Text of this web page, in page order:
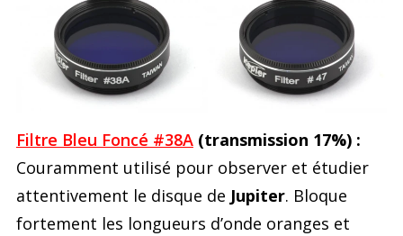
Filtre Bleu Foncé #38A(transmission 17%) :
Couramment utilisé pour observer et étudier
attentivement le disque de Jupiter. Bloque
fortement les longueurs d’onde oranges et